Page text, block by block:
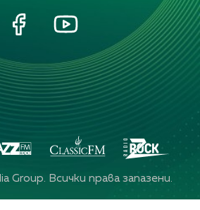
Group. Всички права запазени.